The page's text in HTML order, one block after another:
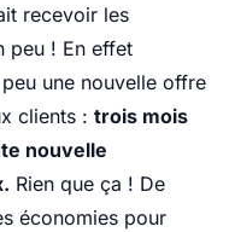
recevoir les
peu ! En effet
une nouvelle offre
clients : trois mois
nouvelle
Rien que ça ! De
économies pour